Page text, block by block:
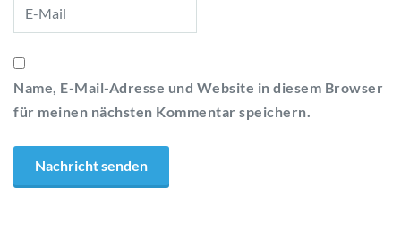
Name, E-Mail-Adresse und Website in diesem Browser
für meinen nächsten Kommentar speichern.